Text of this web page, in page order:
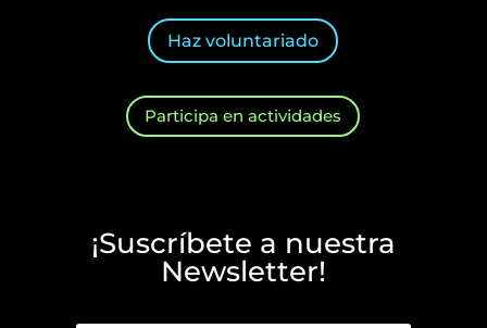
Haz voluntariado
Participa en actividades
¡Suscríbete a nuestra
Newsletter!